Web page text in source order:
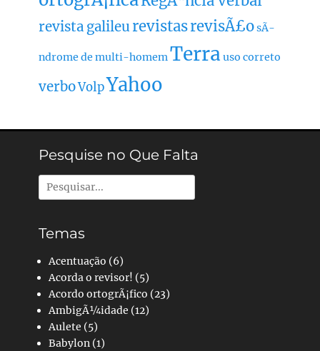
revista galileurevistasrevisÃ£osÃ­
ndrome de multi-homemTerra uso correto
verboVolpYahoo
Pesquise no Que Falta
Pesquisar
por:
Temas
Acentuação (6)
Acorda o revisor! (5)
Acordo ortogrÃ¡fico (23)
AmbigÃ¼idade (12)
Aulete (5)
Babylon (1)